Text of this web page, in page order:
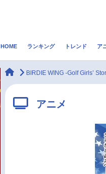
ゲーム・アプリ
最新記
アニメ
声優記
HOME ランキング トレンド ア
animateTimes
BIRDIE WING -Golf Girls’
アニメ